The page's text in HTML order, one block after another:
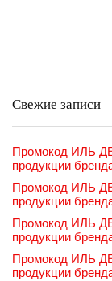
Свежие записи
Промокод ИЛЬ
продукции
Промокод ИЛЬ
продукции
Промокод ИЛЬ
продукции
Промокод ИЛЬ
продукции